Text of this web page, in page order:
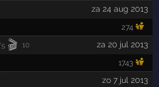
za 24 aug 2013
274
🎬 10 za 20 jul 2013
1743
zo 7 jul 2013